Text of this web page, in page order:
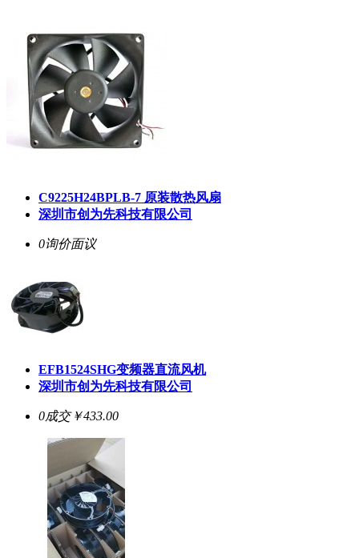
C9225H24BPLB-7 原装散热风扇
深圳市创为先科技有限公司
0询价面议
EFB1524SHG变频器直流风机
深圳市创为先科技有限公司
0成交￥433.00